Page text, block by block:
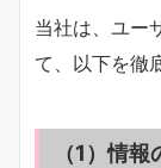
当社は、ユー
て、以下を徹
（1）情